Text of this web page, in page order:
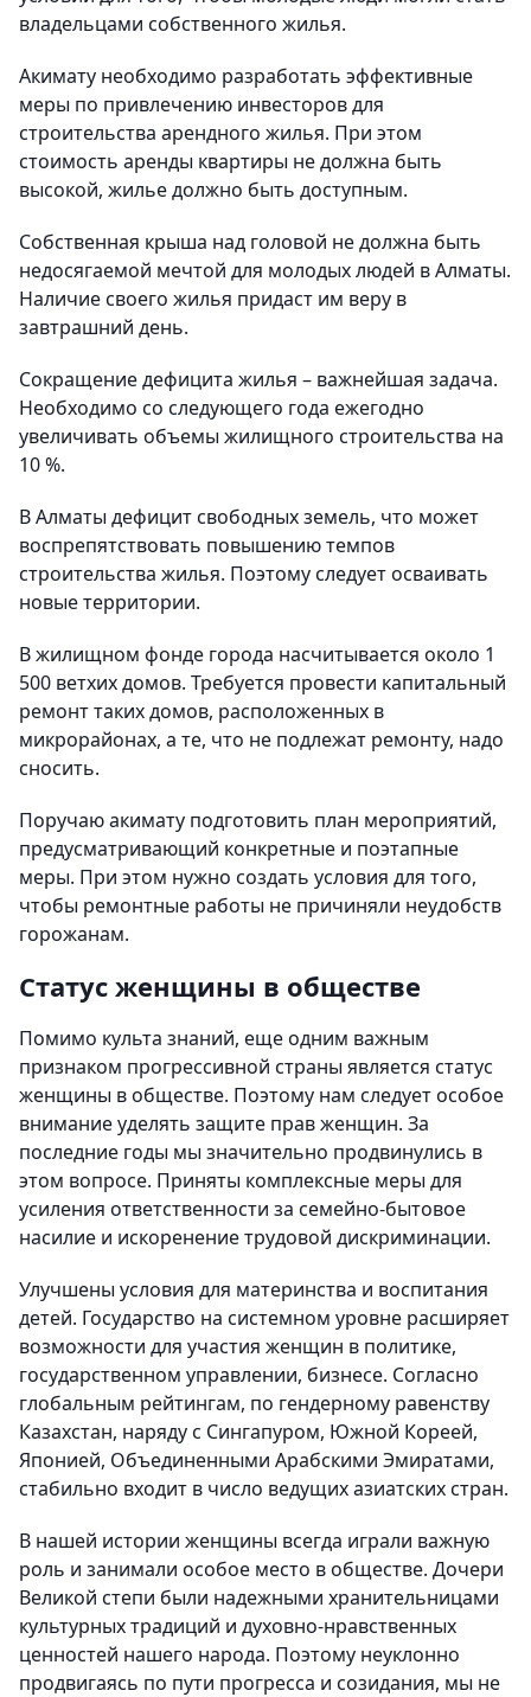
владельцами собственного жилья.
Акимату необходимо разработать эффективные
меры по привлечению инвесторов для
строительства арендного жилья. При этом
стоимость аренды квартиры не должна быть
высокой, жилье должно быть доступным.
Собственная крыша над головой не должна быть
недосягаемой мечтой для молодых людей в Алматы.
Наличие своего жилья придаст им веру в
завтрашний день.
Сокращение дефицита жилья – важнейшая задача.
Необходимо со следующего года ежегодно
увеличивать объемы жилищного строительства на
10 %.
В Алматы дефицит свободных земель, что может
воспрепятствовать повышению темпов
строительства жилья. Поэтому следует осваивать
новые территории.
В жилищном фонде города насчитывается около 1
500 ветхих домов. Требуется провести капитальный
ремонт таких домов, расположенных в
микрорайонах, а те, что не подлежат ремонту, надо
сносить.
Поручаю акимату подготовить план мероприятий,
предусматривающий конкретные и поэтапные
меры. При этом нужно создать условия для того,
чтобы ремонтные работы не причиняли неудобств
горожанам.
Статус женщины в обществе
Помимо культа знаний, еще одним важным
признаком прогрессивной страны является статус
женщины в обществе. Поэтому нам следует особое
внимание уделять защите прав женщин. За
последние годы мы значительно продвинулись в
этом вопросе. Приняты комплексные меры для
усиления ответственности за семейно-бытовое
насилие и искоренение трудовой дискриминации.
Улучшены условия для материнства и воспитания
детей. Государство на системном уровне расширяет
возможности для участия женщин в политике,
государственном управлении, бизнесе. Согласно
глобальным рейтингам, по гендерному равенству
Казахстан, наряду с Сингапуром, Южной Кореей,
Японией, Объединенными Арабскими Эмиратами,
стабильно входит в число ведущих азиатских стран.
В нашей истории женщины всегда играли важную
роль и занимали особое место в обществе. Дочери
Великой степи были надежными хранительницами
культурных традиций и духовно-нравственных
ценностей нашего народа. Поэтому неуклонно
продвигаясь по пути прогресса и созидания, мы не